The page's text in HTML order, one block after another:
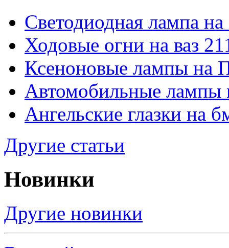
Светодиодная лампа
Ходовые огни на ваз
Ксеноновые лампы на
Автомобильные лампы
Ангельские глазки на
Другие статьи
Новинки
Другие новинки